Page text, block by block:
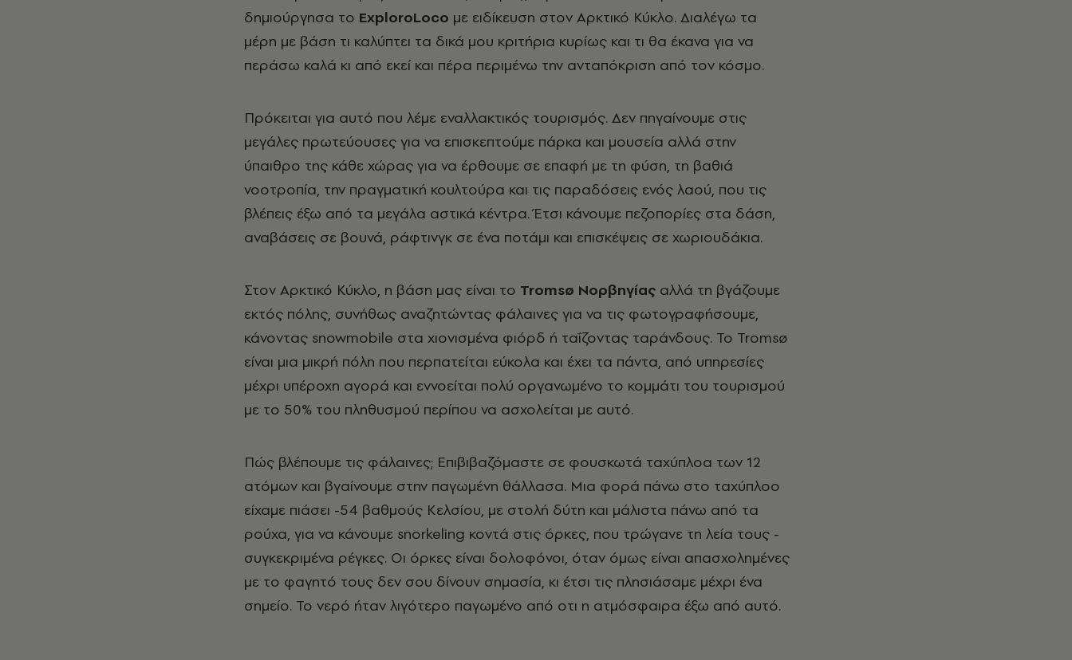
δημιούργησα το ExploroLoco με ειδίκευση στον Αρκτικό Κύκλο. Διαλέγω τα
μέρη με βάση τι καλύπτει τα δικά μου κριτήρια κυρίως και τι θα έκανα για να
περάσω καλά κι από εκεί και πέρα περιμένω την ανταπόκριση από τον κόσμο.
Πρόκειται για αυτό που λέμε εναλλακτικός τουρισμός. Δεν πηγαίνουμε στις
μεγάλες πρωτεύουσες για να επισκεπτούμε πάρκα και μουσεία αλλά στην
ύπαιθρο της κάθε χώρας για να έρθουμε σε επαφή με τη φύση, τη βαθιά
νοοτροπία, την πραγματική κουλτούρα και τις παραδόσεις ενός λαού, που τις
βλέπεις έξω από τα μεγάλα αστικά κέντρα. Έτσι κάνουμε πεζοπορίες στα δάση,
αναβάσεις σε βουνά, ράφτινγκ σε ένα ποτάμι και επισκέψεις σε χωριουδάκια.
Στον Αρκτικό Κύκλο, η βάση μας είναι το Tromsø Νορβηγίας αλλά τη βγάζουμε
εκτός πόλης, συνήθως αναζητώντας φάλαινες για να τις φωτογραφήσουμε,
κάνοντας snowmobile στα χιονισμένα φιόρδ ή ταΐζοντας ταράνδους. Το Tromsø
είναι μια μικρή πόλη που περπατείται εύκολα και έχει τα πάντα, από υπηρεσίες
μέχρι υπέροχη αγορά και εννοείται πολύ οργανωμένο το κομμάτι του τουρισμού
με το 50% του πληθυσμού περίπου να ασχολείται με αυτό.
Πώς βλέπουμε τις φάλαινες; Eπιβιβαζόμαστε σε φουσκωτά ταχύπλοα των 12
ατόμων και βγαίνουμε στην παγωμένη θάλλασα. Μια φορά πάνω στο ταχύπλοο
είχαμε πιάσει -54 βαθμούς Κελσίου, με στολή δύτη και μάλιστα πάνω από τα
ρούχα, για να κάνουμε snorkeling κοντά στις όρκες, που τρώγανε τη λεία τους -
συγκεκριμένα ρέγκες. Οι όρκες είναι δολοφόνοι, όταν όμως είναι απασχολημένες
με το φαγητό τους δεν σου δίνουν σημασία, κι έτσι τις πλησιάσαμε μέχρι ένα
σημείο. Το νερό ήταν λιγότερο παγωμένο από οτι η ατμόσφαιρα έξω από αυτό.